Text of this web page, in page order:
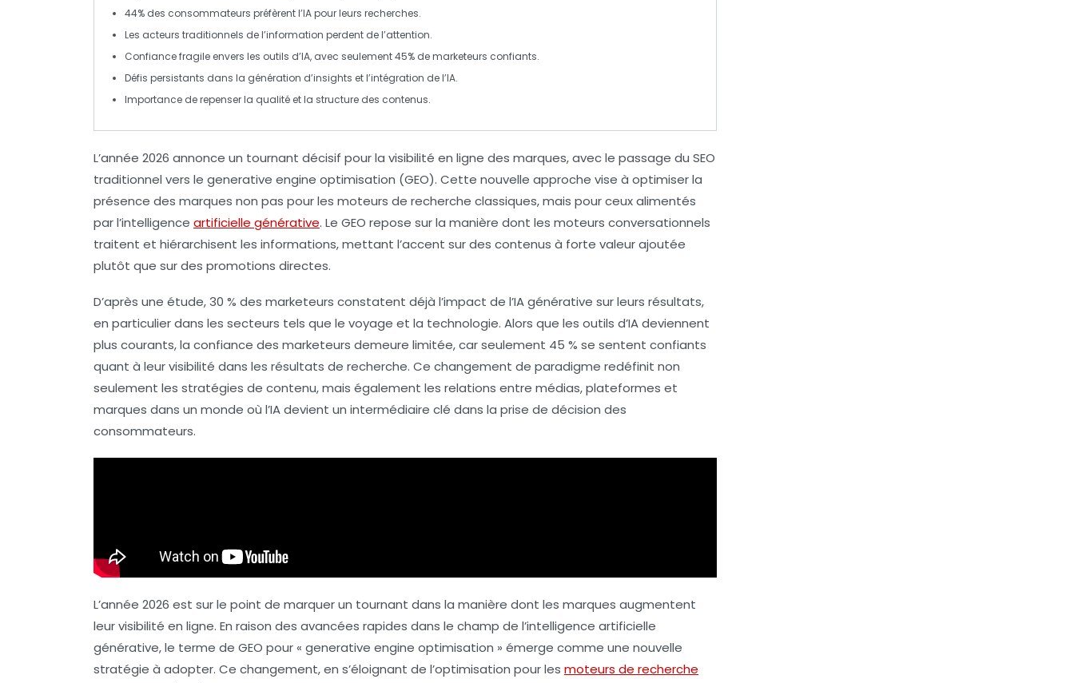
44% des consommateurs préfèrent l’IApour leurs recherches.
Les acteurs traditionnels de l’information perdent de l’attention.
Confiance fragile envers les outils d’IA, avec seulement 45% de marketeurs confiants.
Défis persistants dans la génération d’insights et l’intégration de l’IA.
Importance de repenser la qualité et la structure des contenus.
L’année 2026 annonce un tournant décisif pour la visibilité en ligne des marques, avec le passage du SEO
traditionnel vers le generative engine optimisation (GEO). Cette nouvelle approche vise à optimiser la
présence des marques non pas pour les moteurs de recherche classiques, mais pour ceux alimentés
par l’intelligence artificielle générative. Le GEO repose sur la manière dont les moteurs conversationnels
traitent et hiérarchisent les informations, mettant l’accent sur des contenus à forte valeur ajoutée
plutôt que sur des promotions directes.
D’après une étude, 30 % des marketeurs constatent déjà l’impact de l’IA générative sur leurs résultats,
en particulier dans les secteurs tels que le voyage et la technologie. Alors que les outils d’IA deviennent
plus courants, la confiance des marketeurs demeure limitée, car seulement 45 % se sentent confiants
quant à leur visibilité dans les résultats de recherche. Ce changement de paradigme redéfinit non
seulement les stratégies de contenu, mais également les relations entre médias, plateformes et
marques dans un monde où l’IAdevient un intermédiaire clé dans la prise de décision des
consommateurs.
L’année 2026 est sur le point de marquer un tournant dans la manière dont les marques augmentent
leurvisibilité en ligne. En raison des avancées rapides dans le champ de l’intelligence artificielle
générative, le terme de GEO pour « generative engine optimisation » émerge comme une nouvelle
stratégie à adopter. Ce changement, en s’éloignant de l’optimisation pour les moteurs de recherche